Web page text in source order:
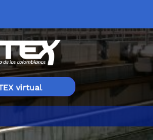
virtual
el Tratamiento de Aguas